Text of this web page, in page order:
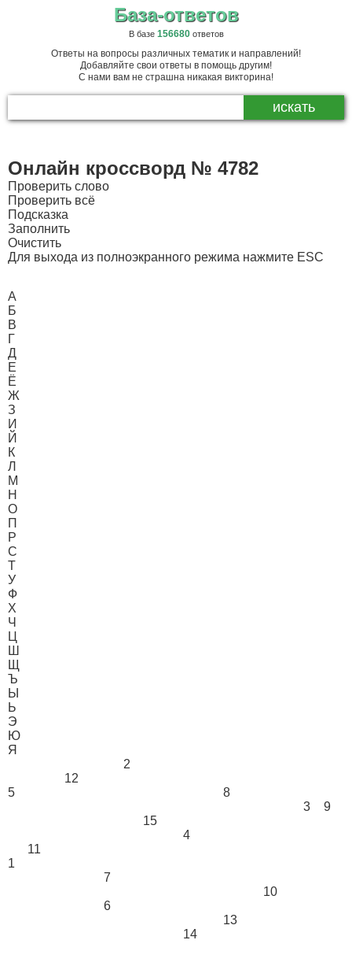
База-ответов
В базе 156680ответов
Ответы на вопросы различных тематик и направлений!
Добавляйте свои ответы в помощь другим!
С нами вам не страшна никакая викторина!
Онлайн кроссворд № 4782
Проверить слово
Проверить всё
Подсказка
Заполнить
Очистить
Для выхода из полноэкранного режима нажмите ESC
А
Б
В
Г
Д
Е
Ё
Ж
З
И
Й
К
Л
М
Н
О
П
Р
С
Т
У
Ф
Х
Ч
Ц
Ш
Щ
Ъ
Ы
Ь
Э
Ю
Я
2
12
5
8
3
9
15
4
11
1
7
10
6
13
14